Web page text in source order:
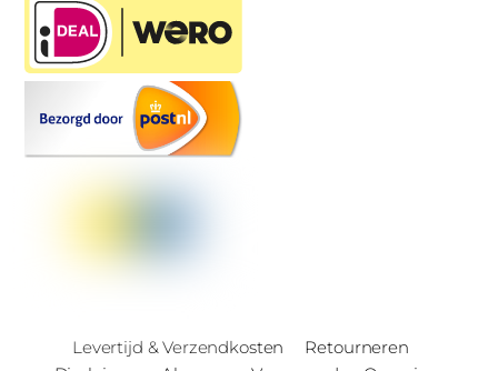
Levertijd & Verzendkosten
Retourneren